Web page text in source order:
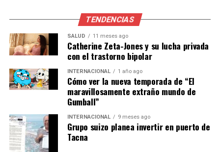
creciente en la industria del turismo.“Los turistas
buscan experiencias integrales que combinen
actividad física con el descubrimiento de la historia
y la cultura local,”señala un experto en turismo
deportivo. Este enfoque puede ser clave para revitalizar
el turismo en la Comunidad de Madrid, especialmente
después de los desafíos enfrentados por la pandemia.
Perspectivas Futuras
Con la gran final programada para el 13 de noviembre
en el Centro Nacional de Golf, el Greater Madrid World
TENDENCIAS
SALUD 11 meses ago
Catherine Zeta-Jones y su lucha privada
con el trastorno bipolar
INTERNACIONAL 1 año ago
Cómo ver la nueva temporada de “El
maravillosamente extraño mundo de
Gumball”
INTERNACIONAL 9 meses ago
Grupo suizo planea invertir en puerto de
Tacna